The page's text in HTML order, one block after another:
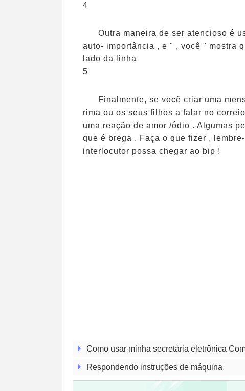
4
Outra maneira de ser atencioso é
auto- importância , e " , você " mostra
lado da linha
5
Finalmente, se você criar uma
rima ou os seus filhos a falar no
uma reação de amor /ódio . Algumas
que é brega . Faça o que fizer ,
interlocutor possa chegar ao bip !
Como usar minha secretária eletrônica
Respondendo instruções de máquina